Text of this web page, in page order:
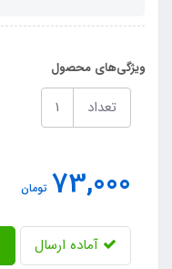
ویژگی‌های محصول
تعداد
73,000 تومان
آماده ارسال